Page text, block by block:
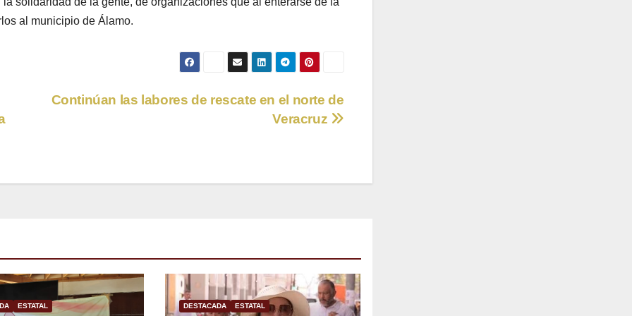
al municipio de Álamo.
Continúan las labores de rescate en el norte de
Veracruz
ESTATAL DESTACADA ESTATAL